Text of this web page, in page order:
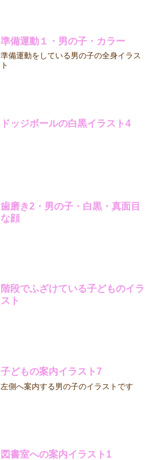
準備運動１・男の子・カラー
準備運動をしている男の子の全身イラス
ト
ドッジボールの白黒イラスト4
歯磨き2・男の子・白黒・真面目
な顔
階段でふざけている子どものイラ
スト
子どもの案内イラスト7
左側へ案内する男の子のイラストです
図書室への案内イラスト1